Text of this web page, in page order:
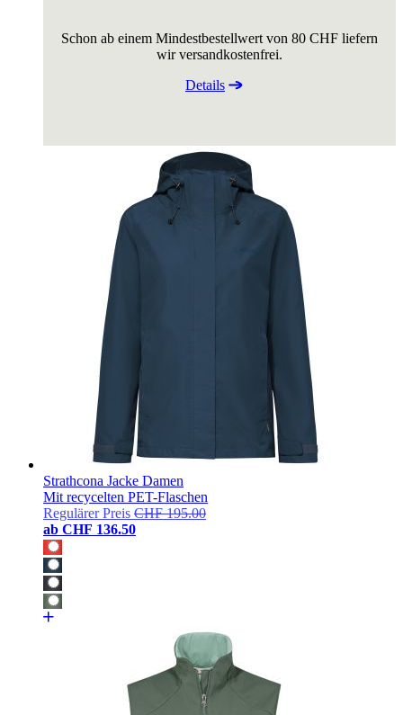
Schon ab einem Mindestbestellwert von 80 CHF liefern
wir versandkostenfrei.
Details
Strathcona Jacke Damen
Mit recycelten PET-Flaschen
Regulärer Preis CHF 195.00
ab CHF 136.50